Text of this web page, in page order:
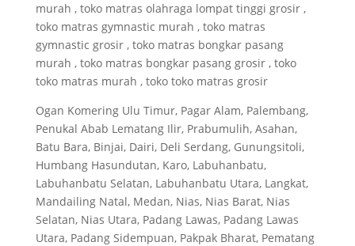
murah , toko matras olahraga lompat tinggi grosir ,
toko matras gymnastic murah , toko matras
gymnastic grosir , toko matras bongkar pasang
murah , toko matras bongkar pasang grosir , toko
toko matras murah , toko toko matras grosir
Ogan Komering Ulu Timur, Pagar Alam, Palembang,
Penukal Abab Lematang Ilir, Prabumulih, Asahan,
Batu Bara, Binjai, Dairi, Deli Serdang, Gunungsitoli,
Humbang Hasundutan, Karo, Labuhanbatu,
Labuhanbatu Selatan, Labuhanbatu Utara, Langkat,
Mandailing Natal, Medan, Nias, Nias Barat, Nias
Selatan, Nias Utara, Padang Lawas, Padang Lawas
Utara, Padang Sidempuan, Pakpak Bharat, Pematang